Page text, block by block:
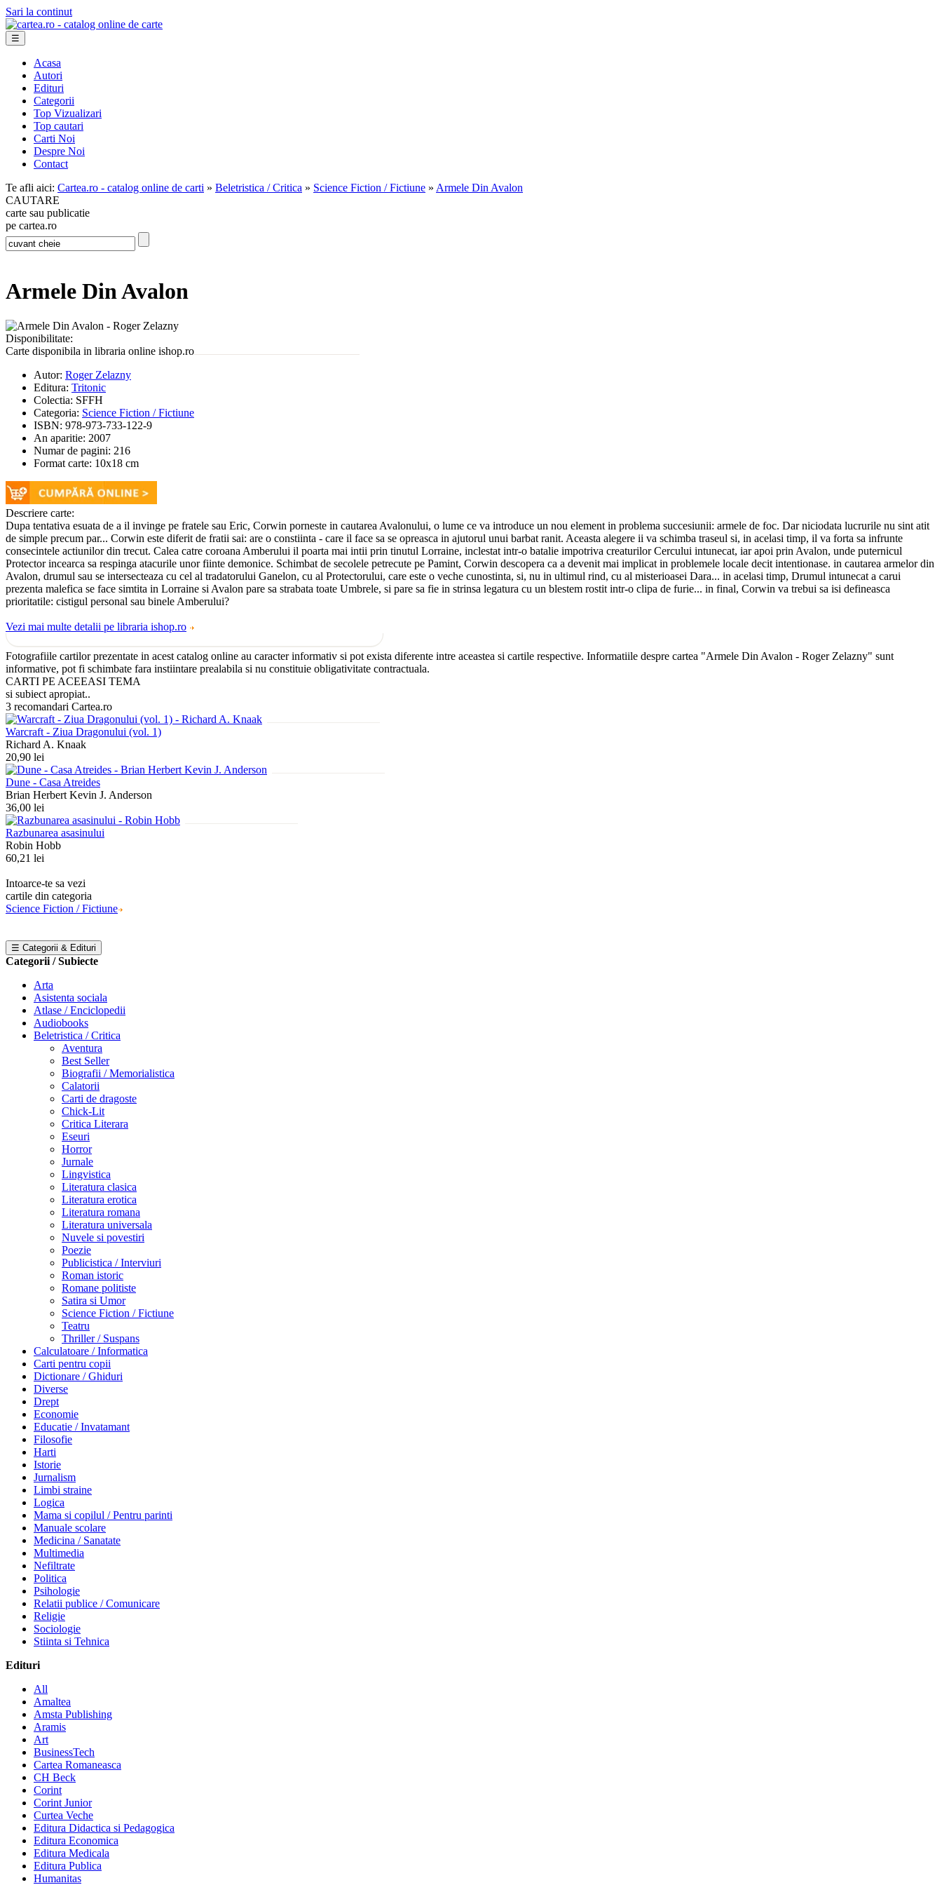
Sari la continut
☰
Acasa
Autori
Edituri
Categorii
Top Vizualizari
Top cautari
Carti Noi
Despre Noi
Contact
Te afli aici: Cartea.ro - catalog online de carti » Beletristica / Critica » Science Fiction / Fictiune » Armele Din Avalon
CAUTARE
carte sau publicatie
pe cartea.ro
Armele Din Avalon
Disponibilitate:
Carte disponibila in libraria online ishop.ro
Autor: Roger Zelazny
Editura: Tritonic
Colectia: SFFH
Categoria: Science Fiction / Fictiune
ISBN: 978-973-733-122-9
An aparitie: 2007
Numar de pagini: 216
Format carte: 10x18 cm
Descriere carte:
Dupa tentativa esuata de a il invinge pe fratele sau Eric, Corwin porneste in cautarea Avalonului, o lume ce va introduce un nou element in problema succesiunii: armele de foc. Dar niciodata lucrurile nu sint atit
de simple precum par... Corwin este diferit de fratii sai: are o constiinta - care il face sa se opreasca in ajutorul unui barbat ranit. Aceasta alegere ii va schimba traseul si, in acelasi timp, il va forta sa infrunte
consecintele actiunilor din trecut. Calea catre coroana Amberului il poarta mai intii prin tinutul Lorraine, inclestat intr-o batalie impotriva creaturilor Cercului intunecat, iar apoi prin Avalon, unde puternicul
Protector incearca sa respinga atacurile unor fiinte demonice. Schimbat de secolele petrecute pe Pamint, Corwin descopera ca a devenit mai implicat in problemele locale decit intentionase. in cautarea armelor din
Avalon, drumul sau se intersecteaza cu cel al tradatorului Ganelon, cu al Protectorului, care este o veche cunostinta, si, nu in ultimul rind, cu al misterioasei Dara... in acelasi timp, Drumul intunecat a carui
prezenta malefica se face simtita in Lorraine si Avalon pare sa strabata toate Umbrele, si pare sa fie in strinsa legatura cu un blestem rostit intr-o clipa de furie... in final, Corwin va trebui sa isi defineasca
prioritatile: cistigul personal sau binele Amberului?
Vezi mai multe detalii pe libraria ishop.ro
Fotografiile cartilor prezentate in acest catalog online au caracter informativ si pot exista diferente intre aceastea si cartile respective. Informatiile despre cartea "Armele Din Avalon - Roger Zelazny" sunt
informative, pot fi schimbate fara instiintare prealabila si nu constituie obligativitate contractuala.
CARTI PE ACEEASI TEMA
si subiect apropiat..
3 recomandari Cartea.ro
Warcraft - Ziua Dragonului (vol. 1)
Richard A. Knaak
20,90 lei
Dune - Casa Atreides
Brian Herbert Kevin J. Anderson
36,00 lei
Razbunarea asasinului
Robin Hobb
60,21 lei
Intoarce-te sa vezi
cartile din categoria
Science Fiction / Fictiune
☰ Categorii & Edituri
Categorii / Subiecte
Arta
Asistenta sociala
Atlase / Enciclopedii
Audiobooks
Beletristica / Critica
Aventura
Best Seller
Biografii / Memorialistica
Calatorii
Carti de dragoste
Chick-Lit
Critica Literara
Eseuri
Horror
Jurnale
Lingvistica
Literatura clasica
Literatura erotica
Literatura romana
Literatura universala
Nuvele si povestiri
Poezie
Publicistica / Interviuri
Roman istoric
Romane politiste
Satira si Umor
Science Fiction / Fictiune
Teatru
Thriller / Suspans
Calculatoare / Informatica
Carti pentru copii
Dictionare / Ghiduri
Diverse
Drept
Economie
Educatie / Invatamant
Filosofie
Harti
Istorie
Jurnalism
Limbi straine
Logica
Mama si copilul / Pentru parinti
Manuale scolare
Medicina / Sanatate
Multimedia
Nefiltrate
Politica
Psihologie
Relatii publice / Comunicare
Religie
Sociologie
Stiinta si Tehnica
Edituri
All
Amaltea
Amsta Publishing
Aramis
Art
BusinessTech
Cartea Romaneasca
CH Beck
Corint
Corint Junior
Curtea Veche
Editura Didactica si Pedagogica
Editura Economica
Editura Medicala
Editura Publica
Humanitas